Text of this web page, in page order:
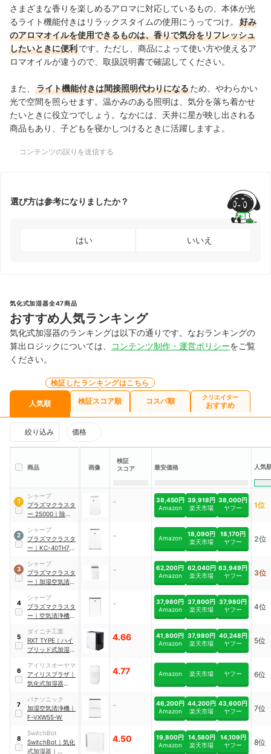
さまざまな香りを楽しめるアロマに対応しているもの、本体が光
るライト機能付きはリラックスタイムの使用にうってつけ。
好み
のアロマオイルを使用できるものは、香りで気分をリフレッシュ
したいときに便利です。ただし、商品によって使い方や使えるア
ロマオイルが違うので、取扱説明書で確認してください。
また、 ライト機能付きは間接照明代わりになるため、やわらかい
光で空間を照らせます。温かみのある照明は、気分を落ち着かせ
たいときに役立つでしょう。なかには、天井に星が映し出される
商品もあり、子どもを寝かしつけるときに活躍しますよ。
コンテンツの誤りを送信する
選び方は参考になりましたか？
はい いいえ
気化式加湿器全47商品
おすすめ人気ランキング
気化式加湿器のランキングは以下の通りです。なおランキングの
算出ロジックについては、
コンテンツ制作・運営ポリシーをご覧
ください。
人気順
検証したランキングはこちら
検証スコア順 コスパ順 クリエイター
おすすめ
絞り込み 価格
商品 画像
検証
スコア
最安価格 人気
1
シャープ
プラズマクラスタ
ー 25000 ｜ 除加湿
RD50-W
-
38,450円
Amazon
39,918円
楽天市場
38,000円
ヤフー
1位
2
シャープ
プラズマクラスタ
ー ｜ KC-40TH7-
- Amazon
18,090円
楽天市場
18,170円
ヤフー
2位
3
シャープ
プラズマクラスタ
ー ｜ 加湿空気清浄
-
62,200円
Amazon
62,040円
楽天市場
63,949円
ヤフー
3位
4
シャープ
プラズマクラスタ
ー ｜ 空気清浄機
-
37,980円
Amazon
37,800円
楽天市場
37,980円
ヤフー
4位
5
ダイニチ工業
RXT TYPE ｜ ハイ
ブリッド式加湿器
4.66
41,800円
Amazon
37,980円
楽天市場
40,248円
ヤフー
5位
6
アイリスオーヤマ
アイリスプラザ ｜
気化式加湿器
MVU55A
4.77 Amazon 楽天市場 ヤフー 6位
7
パナソニック
加湿空気清浄機 ｜
F-VXW55-W
-
46,200円
Amazon
44,200円
楽天市場
43,600円
ヤフー
7位
8
SwitchBot
SwitchBot ｜ 気化
式加湿器 ｜
4.50
19,800円
Amazon
14,580円
楽天市場
14,109円
ヤフー
8位